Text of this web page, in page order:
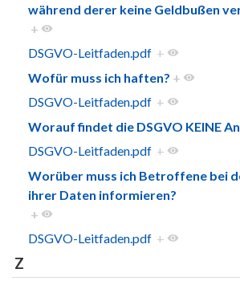
während derer keine Geldbußen
+
DSGVO-Leitfaden.pdf +
Wofür muss ich haften? +
DSGVO-Leitfaden.pdf +
Worauf findet die DSGVO KEINE
DSGVO-Leitfaden.pdf +
Worüber muss ich Betroffene bei
ihrer Daten informieren?
+
DSGVO-Leitfaden.pdf +
Z